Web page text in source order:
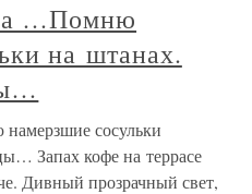
…Помню
на штанах.
сосульки
Запах кофе на террасе
Дивный прозрачный свет,